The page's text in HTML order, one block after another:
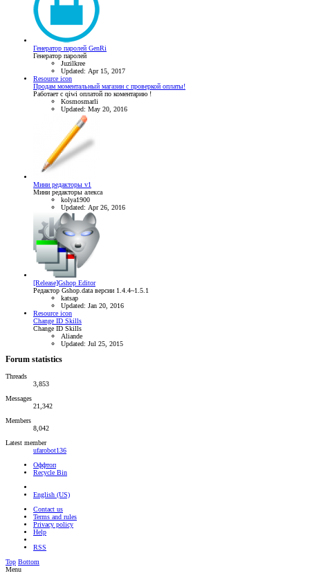
Генератор паролей GenRi
Генератор паролей
Juzilkree
Updated: Apr 15, 2017
Resource icon
Продам моментальный магазин с проверкой оплаты!
Работает с qiwi оплатой по коментарию !
Kosmosmarli
Updated: May 20, 2016
Мини редакторы v1
Мини редакторы алекса
kolya1900
Updated: Apr 26, 2016
[Release]Gshop Editor
Редактор Gshop.data версии 1.4.4~1.5.1
katsap
Updated: Jan 20, 2016
Resource icon
Change ID Skills
Change ID Skills
Aliande
Updated: Jul 25, 2015
Forum statistics
Threads
3,853
Messages
21,342
Members
8,042
Latest member
ufarobot136
Оффтоп
Recycle Bin
English (US)
Contact us
Terms and rules
Privacy policy
Help
RSS
Top Bottom
Menu